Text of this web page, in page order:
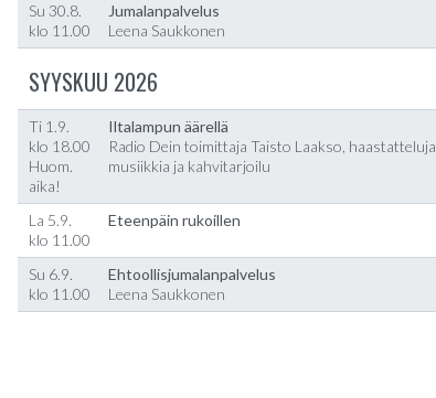
Su 30.8.
klo 11.00
Jumalanpalvelus
Leena Saukkonen
SYYSKUU 2026
Ti 1.9.
klo 18.00
Huom.
aika!
Iltalampun äärellä
Radio Dein toimittaja Taisto Laakso, haastatteluja,
musiikkia ja kahvitarjoilu
La 5.9.
klo 11.00
Eteenpäin rukoillen
Su 6.9.
klo 11.00
Ehtoollisjumalanpalvelus
Leena Saukkonen